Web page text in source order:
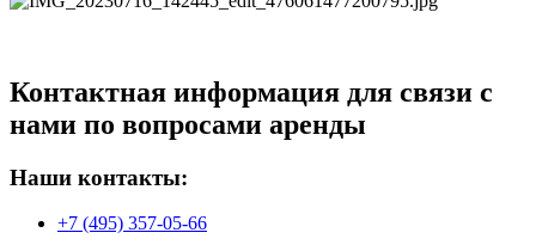
Контактная информация для связи с
нами по вопросами аренды
Наши контакты:
+7 (495) 357-05-66